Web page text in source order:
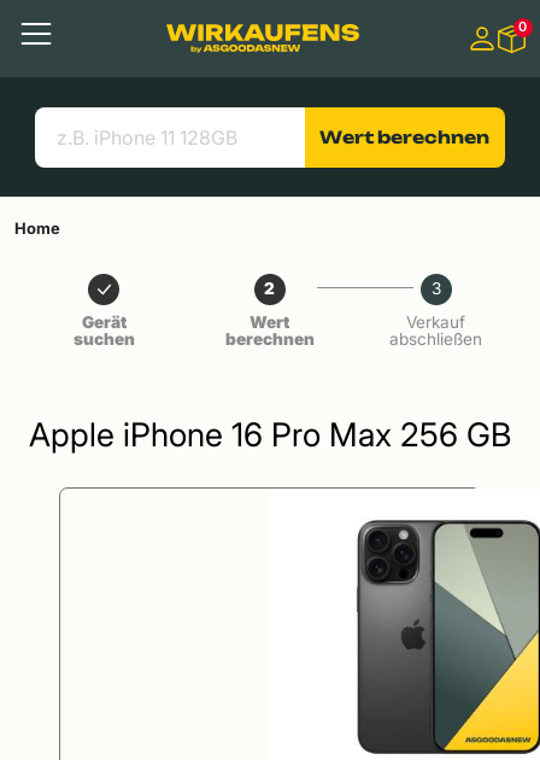
Menü
Suchen
Nützliche Links
0
Wert berechnen
Home
Gerät
suchen
2
Wert
berechnen
3
Verkauf
abschließen
Apple iPhone 16 Pro Max 256 GB